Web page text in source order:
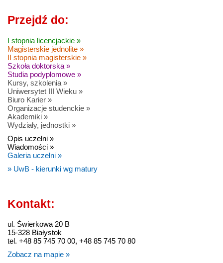
Przejdź do:
I stopnia licencjackie »
Magisterskie jednolite »
II stopnia magisterskie »
Szkoła doktorska »
Studia podyplomowe »
Kursy, szkolenia »
Uniwersytet III Wieku »
Biuro Karier »
Organizacje studenckie »
Akademiki »
Wydziały, jednostki »
Opis uczelni »
Wiadomości »
Galeria uczelni »
» UwB - kierunki wg matury
Kontakt:
ul. Świerkowa 20 B
15-328 Białystok
tel. +48 85 745 70 00, +48 85 745 70 80
Zobacz na mapie »